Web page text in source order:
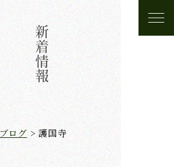
新着情報
ブログ> 護国寺